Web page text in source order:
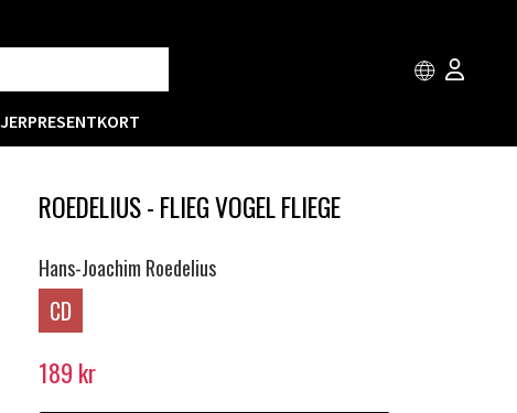
PRESENTKORT
ROEDELIUS - FLIEG VOGEL FLIEGE
Hans-Joachim Roedelius
CD
189 kr